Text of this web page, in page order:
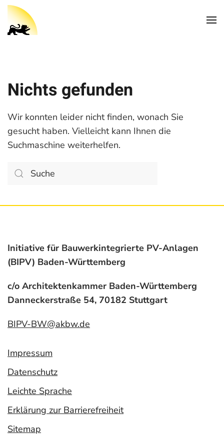
Nichts gefunden
Wir konnten leider nicht finden, wonach Sie
gesucht haben. Vielleicht kann Ihnen die
Suchmaschine weiterhelfen.
Initiative für Bauwerkintegrierte PV-Anlagen
(BIPV) Baden-Württemberg
c/o Architektenkammer Baden-Württemberg
Danneckerstraße 54, 70182 Stuttgart
BIPV-BW@akbw.de
Impressum
Datenschutz
Leichte Sprache
Erklärung zur Barrierefreiheit
Sitemap